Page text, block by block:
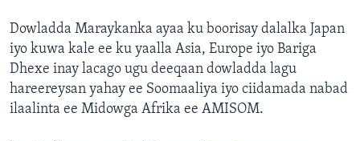
Dowladda Maraykanka ayaa ku boorisay dalalka Japan
iyo kuwa kale ee ku yaalla Asia, Europe iyo Bariga
Dhexe inay lacago ugu deeqaan dowladda lagu
hareereysan yahay ee Soomaaliya iyo ciidamada nabad
ilaalinta ee Midowga Afrika ee AMISOM.